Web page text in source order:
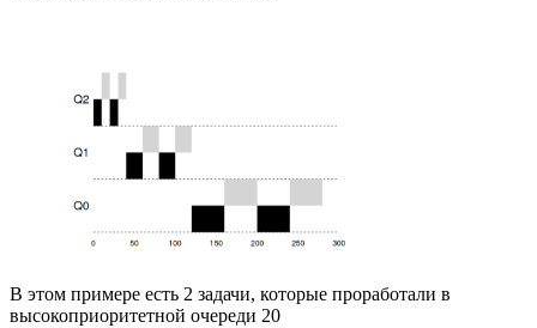
В этом примере есть 2 задачи, которые проработали в
высокоприоритетной очереди 20